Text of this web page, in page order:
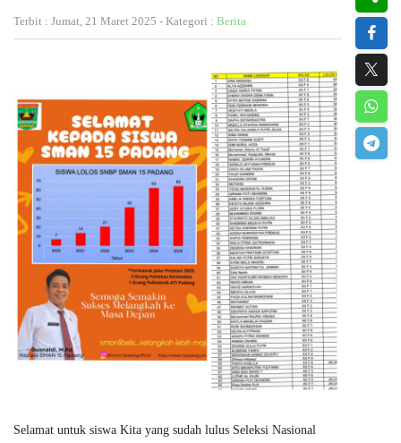
Terbit : Jumat, 21 Maret 2025 - Kategori : Berita
Selamat untuk siswa Kita yang sudah lulus Seleksi Nasional